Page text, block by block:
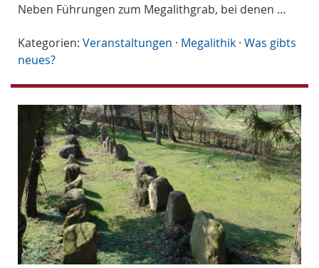
Neben Führungen zum Megalithgrab, bei denen …
Kategorien: Veranstaltungen · Megalithik · Was gibts
neues?